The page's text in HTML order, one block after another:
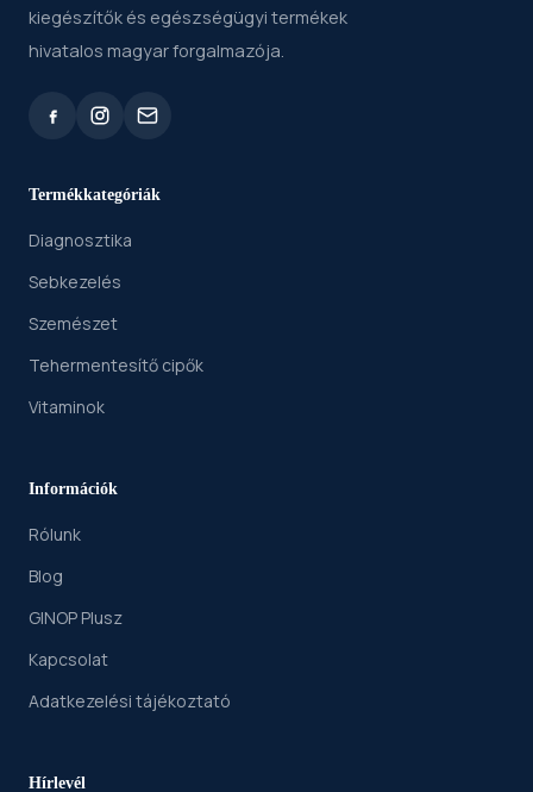
kiegészítők és egészségügyi termékek
hivatalos magyar forgalmazója.
Termékkategóriák
Diagnosztika
Sebkezelés
Szemészet
Tehermentesítő cipők
Vitaminok
Információk
Rólunk
Blog
GINOP Plusz
Kapcsolat
Adatkezelési tájékoztató
Hírlevél